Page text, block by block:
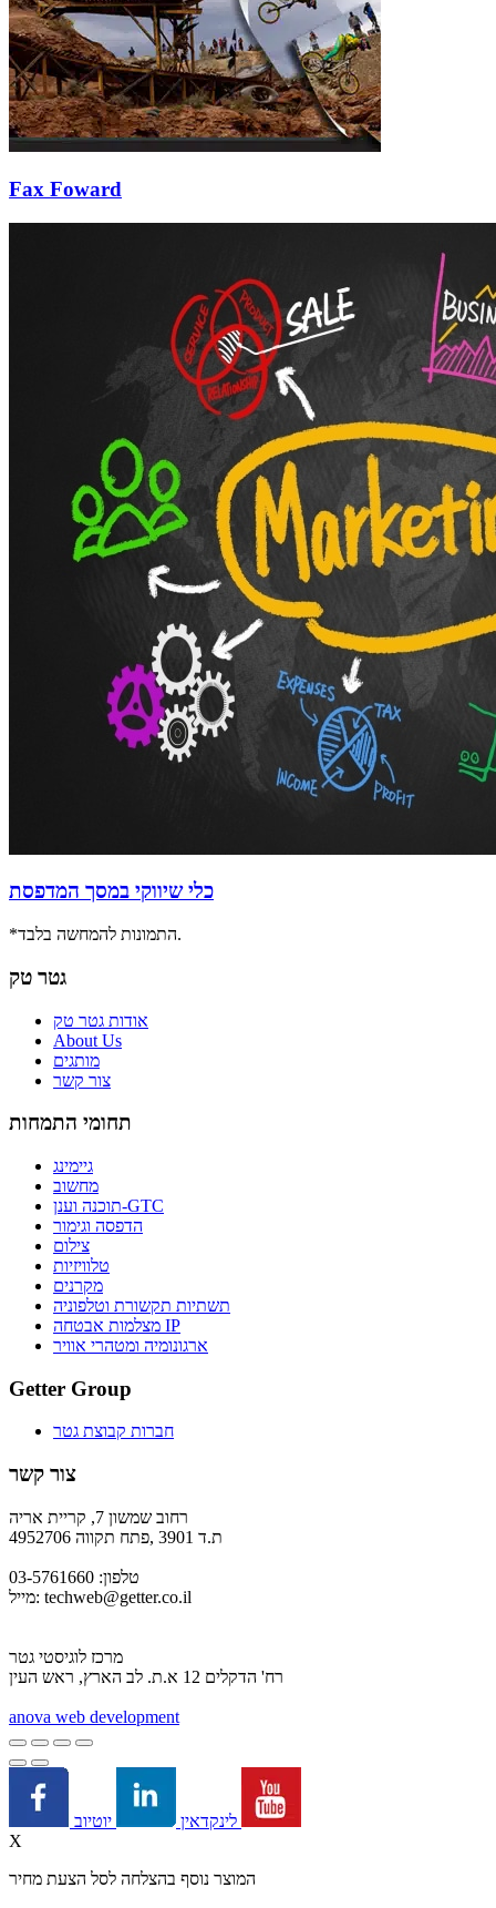
Fax Foward
כלי שיווקי במסך המדפסת
*התמונות להמחשה בלבד.
גטר טק
אודות גטר טק
About Us
מותגים
צור קשר
תחומי התמחות
גיימינג
מחשוב
תוכנה וענן-GTC
הדפסה וגימור
צילום
טלוויזיות
מקרנים
תשתיות תקשורת וטלפוניה
מצלמות אבטחה IP
ארגונומיה ומטהרי אוויר
Getter Group
חברות קבוצת גטר
צור קשר
רחוב שמשון 7, קריית אריה
ת.ד 3901 ,פתח תקווה 4952706
טלפון: 03-5761660
מייל: techweb@getter.co.il
מרכז לוגיסטי גטר
רח' הדקלים 12 א.ת. לב הארץ, ראש העין
anova web development
לינקדאין
X
המוצר נוסף בהצלחה לסל הצעת מחיר